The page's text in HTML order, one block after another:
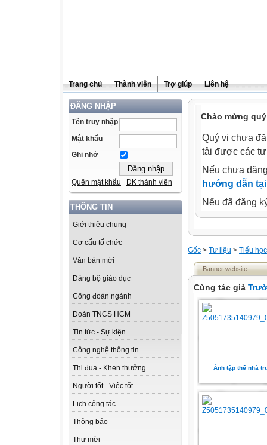
Trang chủ Thành viên Trợ giúp Liên hệ
ĐĂNG NHẬP
Tên truy nhập
Mật khẩu
Ghi nhớ
Quên mật khẩu ĐK thành viên
THÔNG TIN
Giới thiệu chung
Cơ cấu tổ chức
Văn bản mới
Đảng bộ giáo dục
Công đoàn ngành
Đoàn TNCS HCM
Tin tức - Sự kiện
Công nghệ thông tin
Thi đua - Khen thưởng
Người tốt - Việc tốt
Lịch công tác
Thông báo
Thư mời
Chào mừng
Quý vị chưa
tải được các
Nếu chưa
hướng dẫn
Nếu đã đăng
Gốc > Tư liệu > Tiểu học
Banner website
Cùng tác giả
Ảnh tập thể nhà